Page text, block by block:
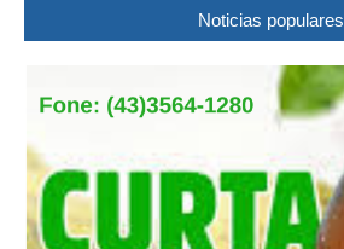
Noticias populares